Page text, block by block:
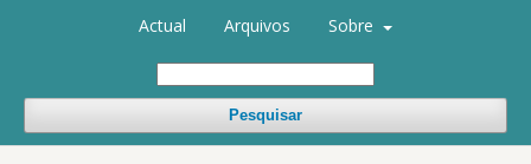
Actual Arquivos Sobre
Pesquisar